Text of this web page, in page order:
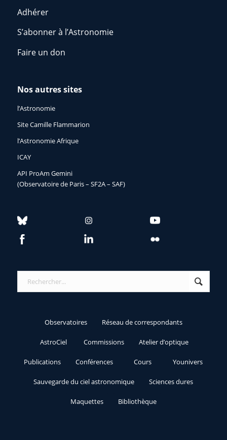
Adhérer
S’abonner à l’Astronomie
Faire un don
Nos autres sites
l’Astronomie
Site Camille Flammarion
l’Astronomie Afrique
ICAY
API ProAm Gemini
(Observatoire de Paris – SF2A – SAF)
Observatoires Réseau de correspondants
AstroCiel Commissions Atelier d’optique
Publications Conférences Cours Younivers
Sauvegarde du ciel astronomique Sciences dures
Maquettes Bibliothèque